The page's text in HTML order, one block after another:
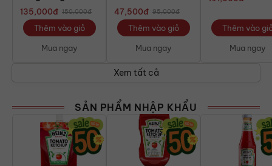
135,000đ 150,000đ
Mua ngay
Thêm vào giỏ
500g
47,500đ 95,000đ
Mua ngay
Thêm vào giỏ
Mua ngay
Thêm vào
Xem tất cả
SẢN PHẨM NHẬP KHẨU